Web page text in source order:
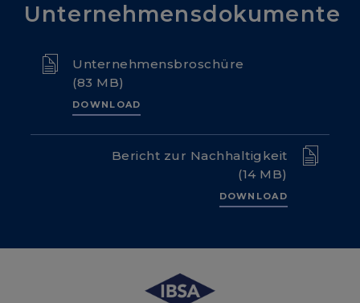
Unternehmensdokumente
Unternehmensbroschüre
(83 MB)
DOWNLOAD
Bericht zur Nachhaltigkeit
(14 MB)
DOWNLOAD